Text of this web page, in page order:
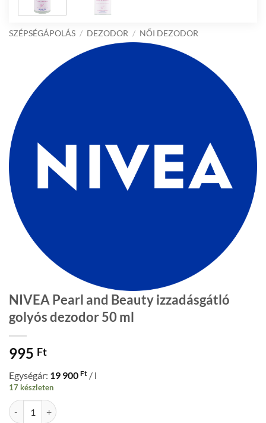
SZÉPSÉGÁPOLÁS / DEZODOR / NŐI DEZODOR
NIVEA Pearl and Beauty izzadásgátló
golyós dezodor 50 ml
995 Ft
Egységár: 19 900 Ft / l
17 készleten
NIVEA Pearl and Beauty izzadásgátló golyós dezodor 50 ml